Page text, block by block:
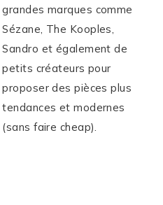
grandes marques comme
Sézane, The Kooples,
Sandro et également de
petits créateurs pour
proposer des pièces plus
tendances et modernes
(sans faire cheap).